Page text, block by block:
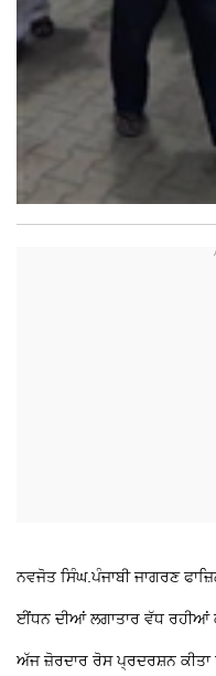
ਨਵਜੋਤ ਸਿੰਘ.ਪੰਜਾਬੀ ਜਾਗਰਣ
ਈਂਧਨ ਦੀਆਂ ਲਗਾਤਾਰ ਵੱਧ ਰਹੀਆਂ
ਅੱਜ ਜ਼ੋਰਦਾਰ ਰੋਸ ਪ੍ਰਦਰਸ਼ਨ